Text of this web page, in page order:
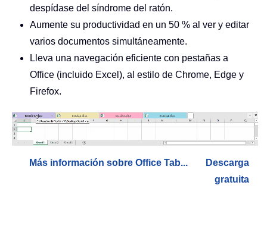
despídase del síndrome del ratón.
Aumente su productividad en un 50 % al ver y editar
varios documentos simultáneamente.
Lleva una navegación eficiente con pestañas a
Office (incluido Excel), al estilo de Chrome, Edge y
Firefox.
Más información sobre Office Tab...
Descarga
gratuita